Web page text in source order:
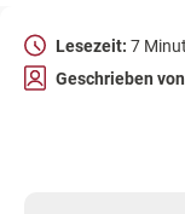
Lesezeit: 7
Geschrieben